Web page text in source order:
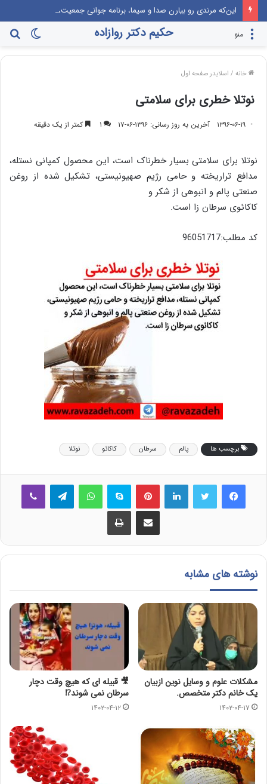
تغییر
پوسته
حکیم دکتر روازاده منو
خانه / اسلایدر صفحه اول
نوتلا خطری برای سلامتی
۱۳۹۶-۰۶-۱۹ آخرین به روز رسانی: ۱۳۹۶-۰۶-۱۷ ۱ کمتر از یک دقیقه
نوتلا برای سلامتی بسیار خطرناک است، این محصول کمپانی نستله،
مدافع تراریخته و حامی رژیم صهیونیستی، تشکیل شده از روغن
صنعتی پالم و انبوهی از شکر و
کاکائوی سرطان زا است.
کد مطلب:96051717
برچسب ها پالم سرطان کاکائو نوتلا
فیس بوک لینکدین ‫پین‌ترست اسکایپ واتس آپ
اشتراک گذاری از طریق ایمیل چاپ
نوشته های مشابه
مشکلات علوم و وسایل نوین ازبیان
یک خانم دکتر متخصص.
۱۴۰۲-۰۴-۱۷
🎥 قبیله ای که هیچ وقت دچار
سرطان نمی شوند⁉️
۱۴۰۲-۰۴-۱۲